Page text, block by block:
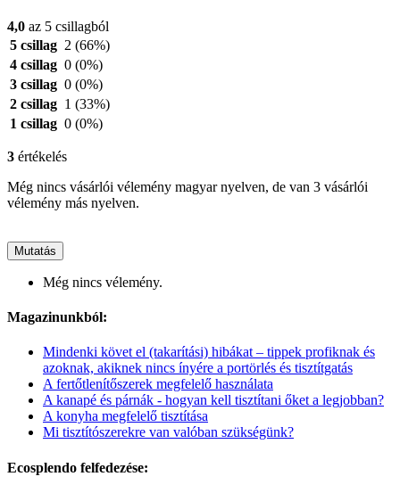
4,0 az 5 csillagból
5 csillag 2 (66%)
4 csillag 0 (0%)
3 csillag 0 (0%)
2 csillag 1 (33%)
1 csillag 0 (0%)
3 értékelés
Még nincs vásárlói vélemény magyar nyelven, de van 3 vásárlói
vélemény más nyelven.
Mutatás
Még nincs vélemény.
Magazinunkból:
Mindenki követ el (takarítási) hibákat – tippek profiknak és
azoknak, akiknek nincs ínyére a portörlés és tisztítgatás
A fertőtlenítőszerek megfelelő használata
A kanapé és párnák - hogyan kell tisztítani őket a legjobban?
A konyha megfelelő tisztítása
Mi tisztítószerekre van valóban szükségünk?
Ecosplendo felfedezése: